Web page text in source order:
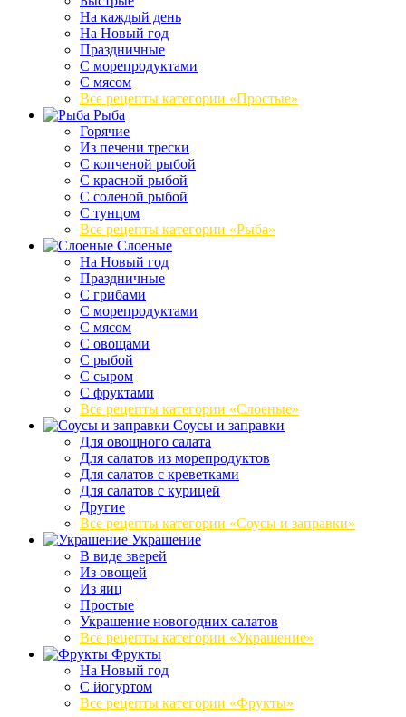
На каждый день
На Новый год
Праздничные
С морепродуктами
С мясом
Все рецепты категории «Простые»
Рыба
Горячие
Из печени трески
С копченой рыбой
С красной рыбой
С соленой рыбой
С тунцом
Все рецепты категории «Рыба»
Слоеные
На Новый год
Праздничные
С грибами
С морепродуктами
С мясом
С овощами
С рыбой
С сыром
С фруктами
Все рецепты категории «Слоеные»
Соусы и заправки
Для овощного салата
Для салатов из морепродуктов
Для салатов с креветками
Для салатов с курицей
Другие
Все рецепты категории «Соусы и заправки»
Украшение
В виде зверей
Из овощей
Из яиц
Простые
Украшение новогодних салатов
Все рецепты категории «Украшение»
Фрукты
На Новый год
С йогуртом
Все рецепты категории «Фрукты»